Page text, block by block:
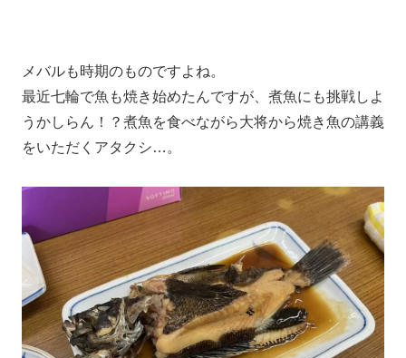
メバルも時期のものですよね。
最近七輪で魚も焼き始めたんですが、煮魚にも挑戦しよ
うかしらん！？煮魚を食べながら大将から焼き魚の講義
をいただくアタクシ…。